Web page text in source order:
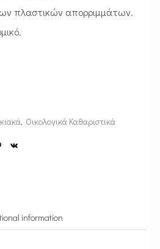
πλαστικών απορριμμάτων.
, Οικολογικά Καθαριστικά
information